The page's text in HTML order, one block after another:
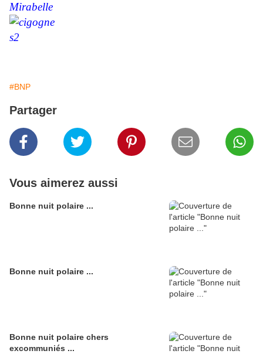
Mirabelle
#BNP
Partager
Vous aimerez aussi
Bonne nuit polaire ...
Bonne nuit polaire ...
Bonne nuit polaire chers
excommuniés ...